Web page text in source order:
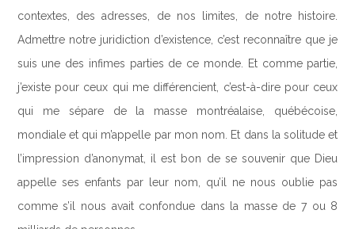
contextes, des adresses, de nos limites, de notre histoire.
Admettre notre juridiction d’existence, c’est reconnaître que je
suis une des infimes parties de ce monde. Et comme partie,
j’existe pour ceux qui me différencient, c’est-à-dire pour ceux
qui me sépare de la masse montréalaise, québécoise,
mondiale et qui m’appelle par mon nom. Et dans la solitude et
l’impression d’anonymat, il est bon de se souvenir que Dieu
appelle ses enfants par leur nom, qu’il ne nous oublie pas
comme s’il nous avait confondue dans la masse de 7 ou 8